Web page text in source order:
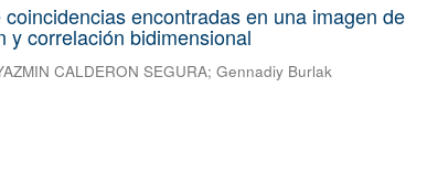
encontradas en una imagen de
y correlación bidimensional
CALDERON SEGURA;Gennadiy Burlak